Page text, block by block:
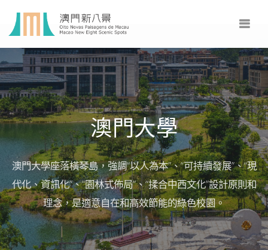
澳門大學
澳門大學座落橫琴島，強調“以人為本”、“可持續發展”、“現
代化、資訊化”、“園林式佈局”、“揉合中西文化”設計原則和
理念，是適意自在和高效節能的綠色校園。